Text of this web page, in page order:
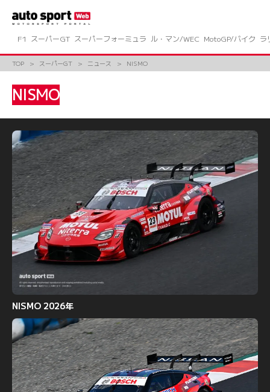
ツ
ス
F1 スーパーGT スーパーフォーミュラ ル・マン/WEC MotoGP/バイク ラ
TOP スーパーGT ニュース NISMO
NISMO
NISMO 2026年